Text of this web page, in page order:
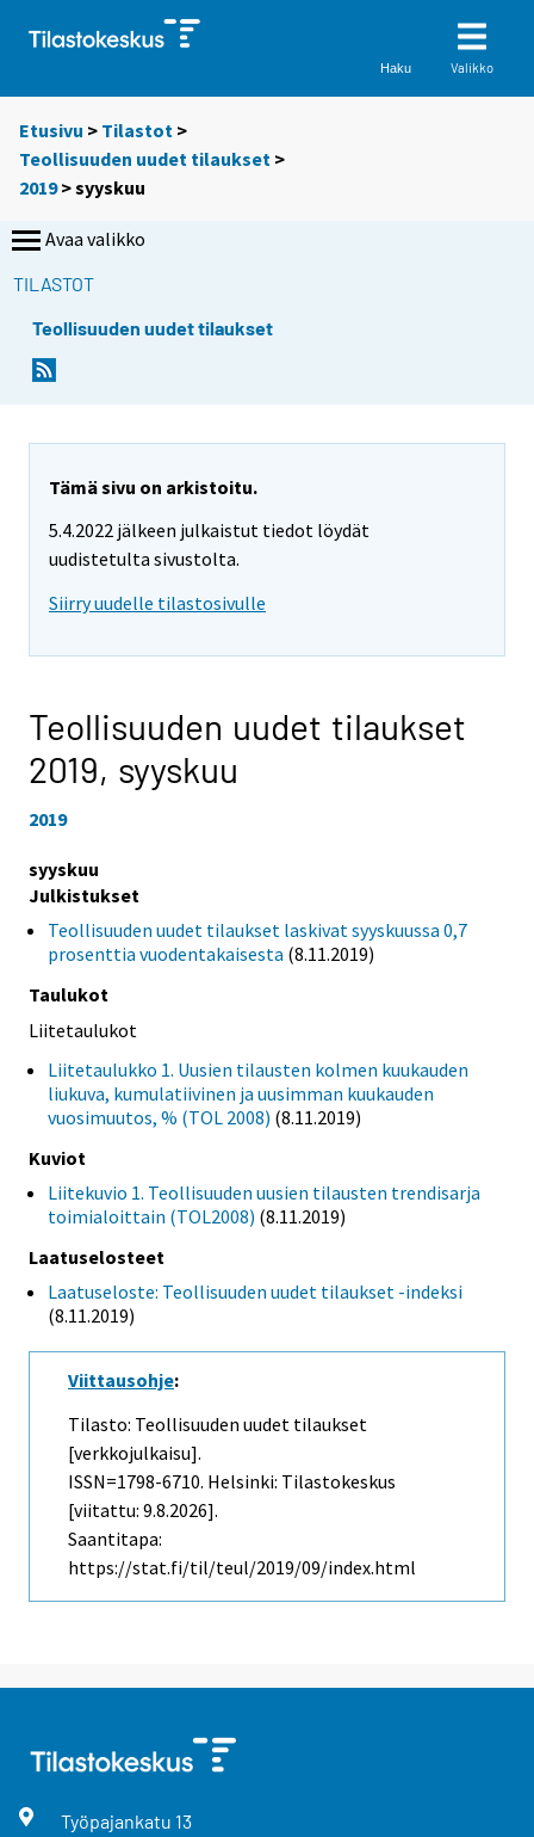
Haku Valikko
Etusivu > Tilastot >
Teollisuuden uudet tilaukset >
2019>syyskuu
Avaa valikko
TILASTOT
Teollisuuden uudet tilaukset
Tämä sivu on arkistoitu.
5.4.2022 jälkeen julkaistut tiedot löydät
uudistetulta sivustolta.
Siirry uudelle tilastosivulle
Teollisuuden uudet tilaukset
2019, syyskuu
2019
syyskuu
Julkistukset
Teollisuuden uudet tilaukset laskivat syyskuussa 0,7
prosenttia vuodentakaisesta (8.11.2019)
Taulukot
Liitetaulukot
Liitetaulukko 1. Uusien tilausten kolmen kuukauden
liukuva, kumulatiivinen ja uusimman kuukauden
vuosimuutos, % (TOL 2008) (8.11.2019)
Kuviot
Liitekuvio 1. Teollisuuden uusien tilausten trendisarja
toimialoittain (TOL2008) (8.11.2019)
Laatuselosteet
Laatuseloste: Teollisuuden uudet tilaukset -indeksi
(8.11.2019)
Viittausohje:
Tilasto: Teollisuuden uudet tilaukset
[verkkojulkaisu].
ISSN=1798-6710. Helsinki: Tilastokeskus
[viitattu: 9.8.2026].
Saantitapa:
https://stat.fi/til/teul/2019/09/index.html
Työpajankatu 13